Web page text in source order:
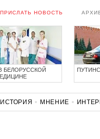
ПРИСЛАТЬ НОВОСТЬ
БЕЛОРУССКОЙ
ИСТОРИЯ МНЕНИЕ